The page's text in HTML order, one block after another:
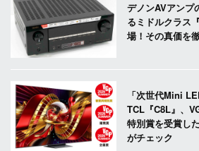
デノンAVアンプ
るミドルクラス
場！その真価を
「次世代Mini
TCL『C8L』、
特別賞を受賞し
がチェック